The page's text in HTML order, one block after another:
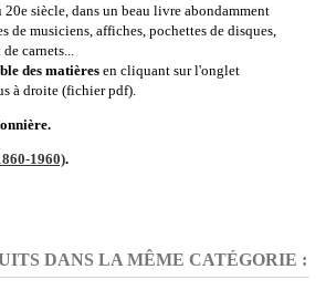
20e siècle, dans un beau livre abondamment
de musiciens, affiches, pochettes de disques,
carnets...
des matières en cliquant sur l'onglet
à droite (fichier pdf).
1960).
DANS LA MÊME CATÉGORIE :